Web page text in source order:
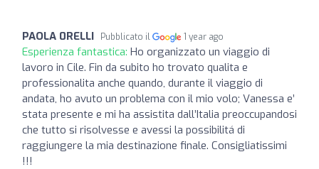
PAOLA 0RELLI Pubblicato il 1 year ago
Esperienza fantastica: Ho organizzato un viaggio di
lavoro in Cile. Fin da subito ho trovato qualita e
professionalita anche quando, durante il viaggio di
andata, ho avuto un problema con il mio volo; Vanessa e’
stata presente e mi ha assistita dall’Italia preoccupandosi
che tutto si risolvesse e avessi la possibilitá di
raggiungere la mia destinazione finale. Consigliatissimi
!!!